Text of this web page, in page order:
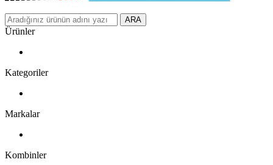
ARA
Ürünler
Kategoriler
Markalar
Kombinler